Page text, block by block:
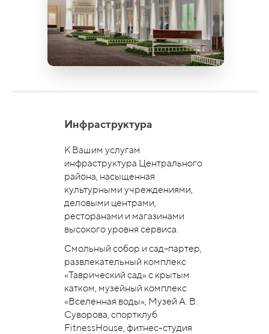
Инфраструктура
К Вашим услугам
инфраструктура Центрального
района, насыщенная
культурными учреждениями,
деловыми центрами,
ресторанами и магазинами
высокого уровня сервиса.
Смольный собор и сад–партер,
развлекательный комплекс
«Таврический сад» с крытым
катком, музейный комплекс
«Вселенная воды», Музей А. В.
Суворова, спортклуб
FitnessHouse, фитнес-студия